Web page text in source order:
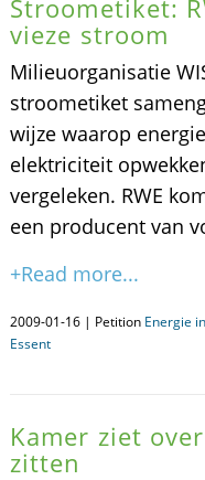
Stroometiket:
vieze stroom
Milieuorganisatie
stroometiket
wijze waarop
elektriciteit
vergeleken. RWE
een producent van
+Read more...
2009-01-16 | Petition Energie
Essent
Kamer ziet
zitten